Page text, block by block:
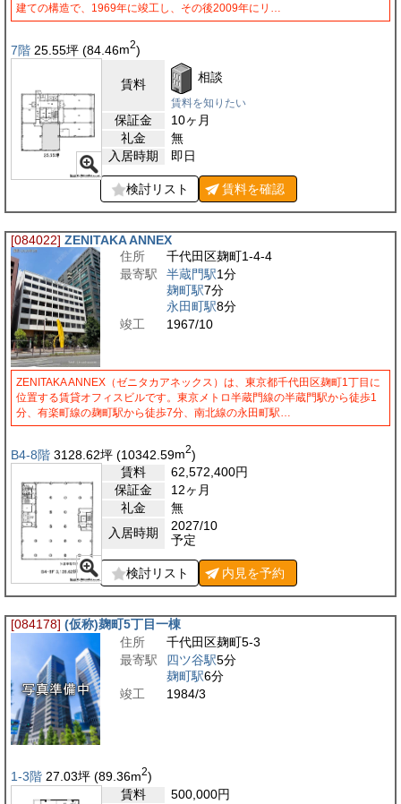
建ての構造で、1969年に竣工し、その後2009年にリ…
7階 25.55坪 (84.46m2)
賃料 相談
賃料を知りたい
保証金
10ヶ月
礼金
無
入居時期
即日
検討リスト 賃料を確認
[084022] ZENITAKA ANNEX
住所
千代田区麹町1-4-4
最寄駅
半蔵門駅1分
麹町駅7分
永田町駅8分
竣工
1967/10
ZENITAKA ANNEX（ゼニタカアネックス）は、東京都千代田区麹町1丁目に
位置する賃貸オフィスビルです。東京メトロ半蔵門線の半蔵門駅から徒歩1
分、有楽町線の麹町駅から徒歩7分、南北線の永田町駅…
B4-8階 3128.62坪 (10342.59m2)
賃料
62,572,400円
保証金
12ヶ月
礼金
無
入居時期
2027/10
予定
検討リスト 内見を予約
[084178] (仮称)麹町5丁目一棟
住所
千代田区麹町5-3
最寄駅
四ツ谷駅5分
麹町駅6分
竣工
1984/3
1-3階 27.03坪 (89.36m2)
賃料
500,000円